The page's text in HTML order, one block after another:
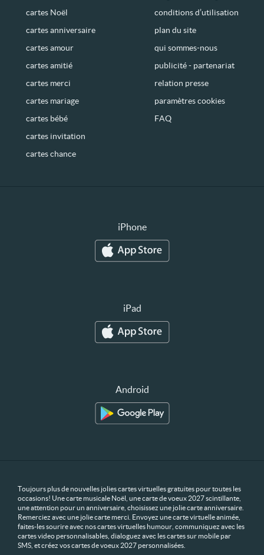
cartes Noël
cartes anniversaire
cartes amour
cartes amitié
cartes merci
cartes mariage
cartes bébé
cartes invitation
cartes chance
conditions d’utilisation
plan du site
qui sommes-nous
publicité - partenariat
relation presse
paramètres cookies
FAQ
iPhone
iPad
Android
Toujours plus de nouvelles jolies cartes virtuelles gratuites pour toutes les
occasions! Une carte musicale Noël, une carte de voeux 2027 scintillante,
une attention pour un anniversaire, choisissez une jolie carte anniversaire.
Remerciez avec une jolie carte merci. Envoyez une carte virtuelle animée,
faites-les sourire avec nos cartes virtuelles humour, communiquez avec les
cartes video personnalisables, dialoguez avec les cartes sur mobile par
SMS, et créez vos cartes de voeux 2027 personnalisées.